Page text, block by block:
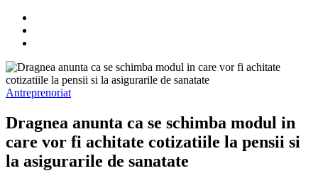
Antreprenoriat
Dragnea anunta ca se schimba modul in
care vor fi achitate cotizatiile la pensii si
la asigurarile de sanatate